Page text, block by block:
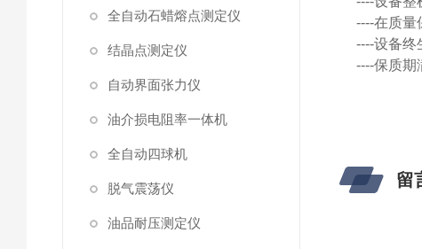
全自动石蜡熔点测定仪
结晶点测定仪
自动界面张力仪
油介损电阻率一体机
全自动四球机
脱气震荡仪
油品耐压测定仪
----在质量
----设备终
----保质期
留